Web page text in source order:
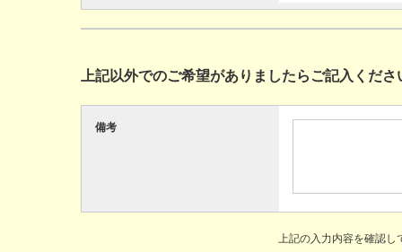
上記以外でのご希望がありましたらご記入くださ
備考
上記の入力内容を確認し